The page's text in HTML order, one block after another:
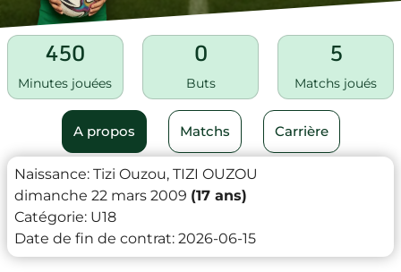
450
Minutes jouées
0
Buts
5
Matchs joués
A propos Matchs Carrière
Naissance: Tizi Ouzou, TIZI OUZOU
dimanche 22 mars 2009 (17 ans)
Catégorie: U18
Date de fin de contrat: 2026-06-15